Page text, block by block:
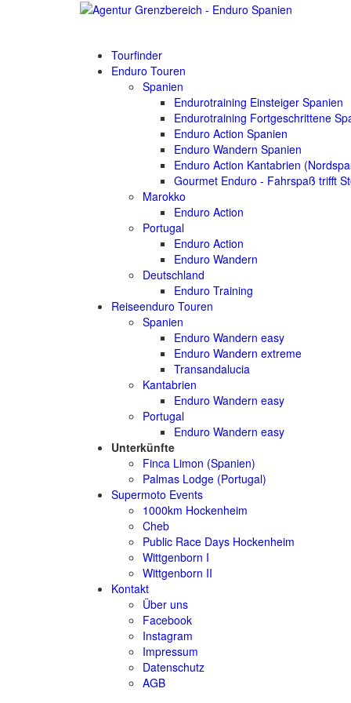
Tourfinder
Enduro Touren
Spanien
Endurotraining Einsteiger Spanien
Endurotraining Fortgeschrittene
Enduro Action Spanien
Enduro Wandern Spanien
Enduro Action Kantabrien
Gourmet Enduro - Fahrspaß trifft
Marokko
Enduro Action
Portugal
Enduro Action
Enduro Wandern
Deutschland
Enduro Training
Reiseenduro Touren
Spanien
Enduro Wandern easy
Enduro Wandern extreme
Transandalucia
Kantabrien
Enduro Wandern easy
Portugal
Enduro Wandern easy
Unterkünfte
Finca Limon (Spanien)
Palmas Lodge (Portugal)
Supermoto Events
1000km Hockenheim
Cheb
Public Race Days Hockenheim
Wittgenborn I
Wittgenborn II
Kontakt
Über uns
Facebook
Instagram
Impressum
Datenschutz
AGB